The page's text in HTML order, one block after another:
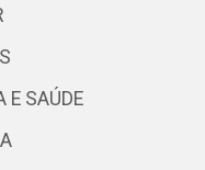
E SAÚDE